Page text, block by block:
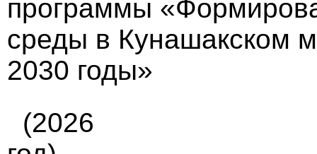
программы
среды в Кунашакском
2030 годы»
(2026